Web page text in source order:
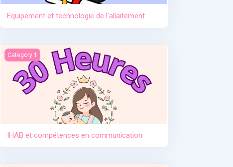
Equipement et technologie de l'allaitement
IHAB et compétences en communication
Category 1
IHAB et compétences en communication